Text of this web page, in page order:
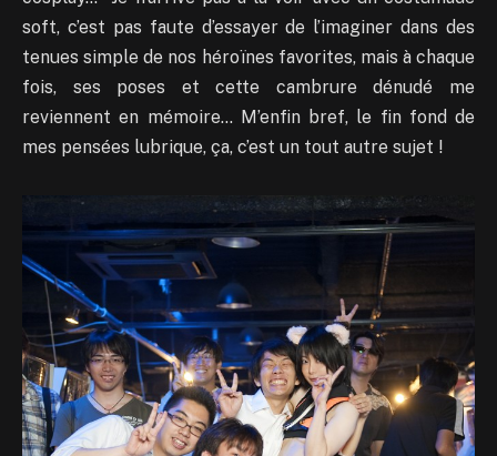
soft, c’est pas faute d’essayer de l’imaginer dans des
tenues simple de nos héroïnes favorites, mais à chaque
fois, ses poses et cette cambrure dénudé me
reviennent en mémoire… M’enfin bref, le fin fond de
mes pensées lubrique, ça, c’est un tout autre sujet !